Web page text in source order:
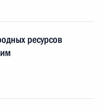
ресурсов